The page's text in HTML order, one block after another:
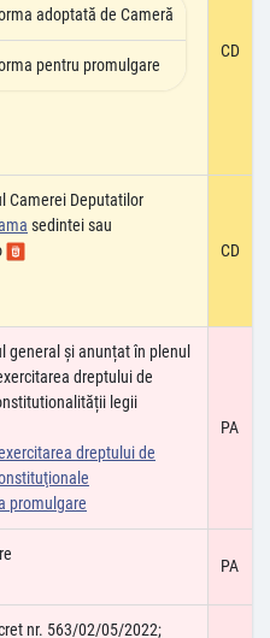
adoptată de Cameră
pentru promulgare
CD
Camerei Deputatilor
sedintei sau
CD
general și anunțat în plenul
dreptului de
legii
dreptului de
promulgare
PA
PA
nr. 563/02/05/2022;